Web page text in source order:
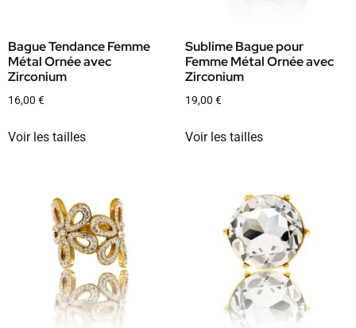
Bague Tendance Femme
Métal Ornée avec
Zirconium
16,00 €
Voir les tailles
Sublime Bague pour
Femme Métal Ornée avec
Zirconium
19,00 €
Voir les tailles